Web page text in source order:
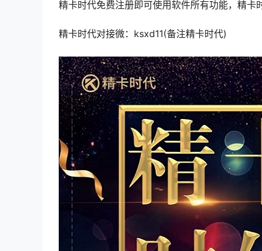
精卡时代免费注册即可使用软件所有功能，精卡
精卡时代对接微：ksxd11(备注精卡时代)